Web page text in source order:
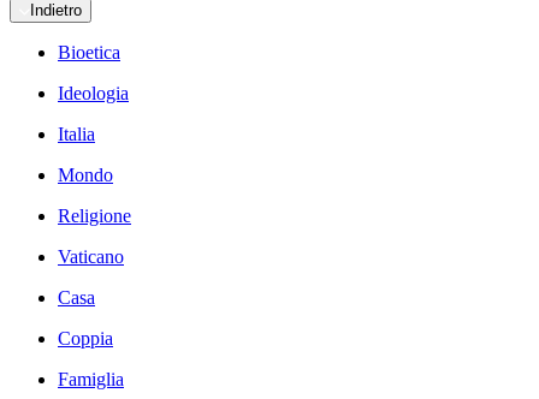
Indietro
Bioetica
Ideologia
Italia
Mondo
Religione
Vaticano
Casa
Coppia
Famiglia